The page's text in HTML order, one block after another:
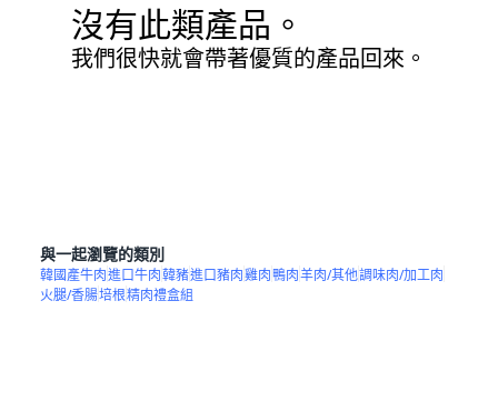
沒有此類產品。
我們很快就會帶著優質的產品回來。
與一起瀏覽的類別
韓國產牛肉進口牛肉韓豬進口豬肉雞肉鴨肉羊肉/其他調味肉/加工肉
火腿/香腸培根精肉禮盒組